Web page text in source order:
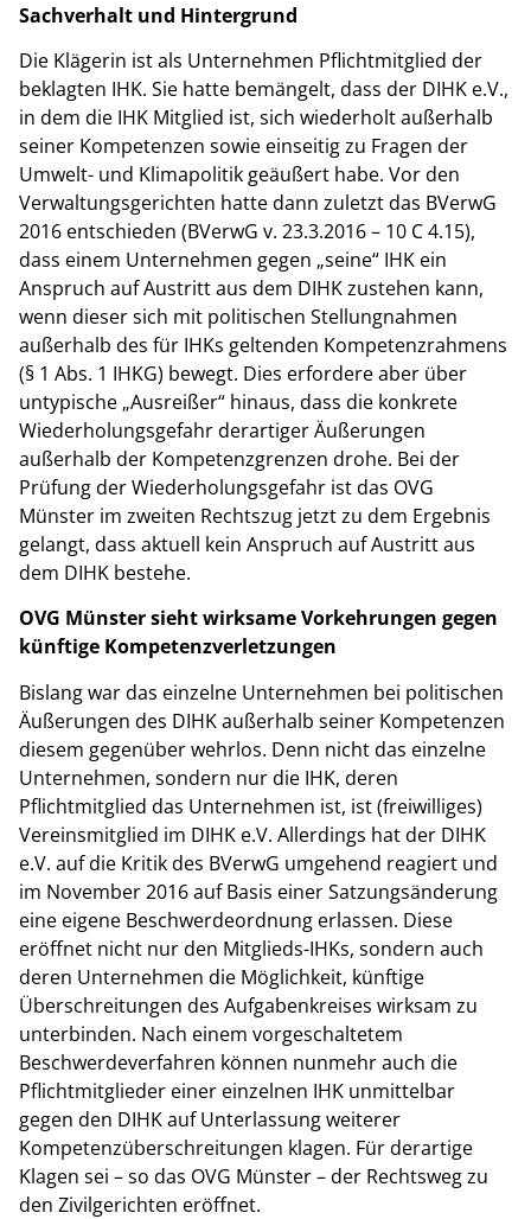
Sachverhalt und Hintergrund
Die Klägerin ist als Unternehmen Pflichtmitglied der
beklagten IHK. Sie hatte bemängelt, dass der DIHK e.V.,
in dem die IHK Mitglied ist, sich wiederholt außerhalb
seiner Kompetenzen sowie einseitig zu Fragen der
Umwelt- und Klimapolitik geäußert habe. Vor den
Verwaltungsgerichten hatte dann zuletzt das BVerwG
2016 entschieden (BVerwG v. 23.3.2016 – 10 C 4.15),
dass einem Unternehmen gegen „seine“ IHK ein
Anspruch auf Austritt aus dem DIHK zustehen kann,
wenn dieser sich mit politischen Stellungnahmen
außerhalb des für IHKs geltenden Kompetenzrahmens
(§ 1 Abs. 1 IHKG) bewegt. Dies erfordere aber über
untypische „Ausreißer“ hinaus, dass die konkrete
Wiederholungsgefahr derartiger Äußerungen
außerhalb der Kompetenzgrenzen drohe. Bei der
Prüfung der Wiederholungsgefahr ist das OVG
Münster im zweiten Rechtszug jetzt zu dem Ergebnis
gelangt, dass aktuell kein Anspruch auf Austritt aus
dem DIHK bestehe.
OVG Münster sieht wirksame Vorkehrungen gegen
künftige Kompetenzverletzungen
Bislang war das einzelne Unternehmen bei politischen
Äußerungen des DIHK außerhalb seiner Kompetenzen
diesem gegenüber wehrlos. Denn nicht das einzelne
Unternehmen, sondern nur die IHK, deren
Pflichtmitglied das Unternehmen ist, ist (freiwilliges)
Vereinsmitglied im DIHK e.V. Allerdings hat der DIHK
e.V. auf die Kritik des BVerwG umgehend reagiert und
im November 2016 auf Basis einer Satzungsänderung
eine eigene Beschwerdeordnung erlassen. Diese
eröffnet nicht nur den Mitglieds-IHKs, sondern auch
deren Unternehmen die Möglichkeit, künftige
Überschreitungen des Aufgabenkreises wirksam zu
unterbinden. Nach einem vorgeschaltetem
Beschwerdeverfahren können nunmehr auch die
Pflichtmitglieder einer einzelnen IHK unmittelbar
gegen den DIHK auf Unterlassung weiterer
Kompetenzüberschreitungen klagen. Für derartige
Klagen sei – so das OVG Münster – der Rechtsweg zu
den Zivilgerichten eröffnet.